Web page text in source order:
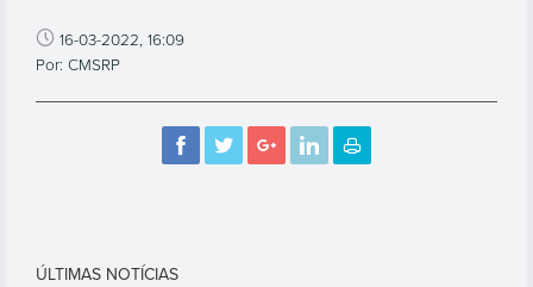
16-03-2022, 16:09
Por: CMSRP
ÚLTIMAS NOTÍCIAS